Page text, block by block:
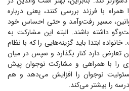
با فرزند بررسی کنند، یعنی درباره
مسیر رفت‌وآمد و حتی احساس خود
داشته باشند. البته این مشارکت به
ابتدا باید گزینه‌هایی را که با نظام
تعارض دارد کنار بگذارد و سپس در میان
را با همراهی و مشارکت نوجوان پیش
نوجوان را افزایش می‌دهد و هم
را بیشتر می‌کند.